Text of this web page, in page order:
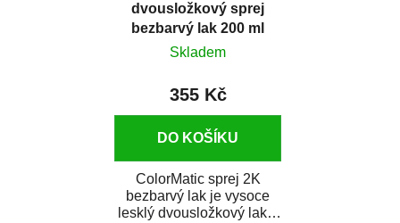
dvousložkový sprej
bezbarvý lak 200 ml
Skladem
355 Kč
DO KOŠÍKU
ColorMatic sprej 2K
bezbarvý lak je vysoce
lesklý dvousložkový lak s